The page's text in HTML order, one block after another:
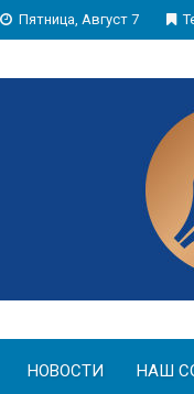
Пятница, Август 7
НОВОСТИ НАШ